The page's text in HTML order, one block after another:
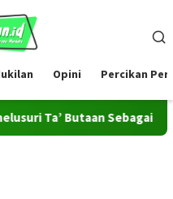
Opini Percikan
Ta’ Butaan Sebagai Ikon